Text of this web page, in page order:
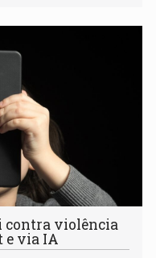
contra violência
e via IA